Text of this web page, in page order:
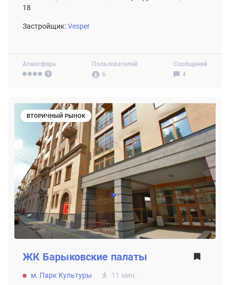
Атмосфера
Пользователей
6
Сообщений
4
18
Застройщик:Vesper
ВТОРИЧНЫЙ РЫНОК
ЖК Барыковские палаты
м. Парк Культуры
11 мин.